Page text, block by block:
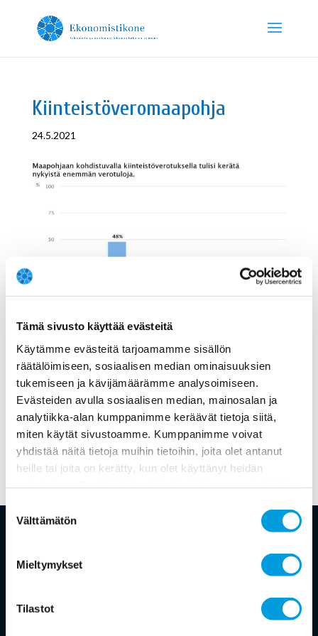
Tämä sivusto käyttää evästeitä
Käytämme evästeitä tarjoamamme sisällön
räätälöimiseen, sosiaalisen median ominaisuuksien
tukemiseen ja kävijämäärämme analysoimiseen.
Evästeiden avulla sosiaalisen median, mainosalan ja
analytiikka-alan kumppanimme keräävät tietoja siitä,
miten käytät sivustoamme. Kumppanimme voivat
yhdistää näitä tietoja muihin tietoihin, joita olet antanut
heille tai joita on kerätty, kun olet käyttänyt heidän
Suostumuksen
valinta
Välttämätön
Mieltymykset
Tilastot
Kiinteistöveromaapohja
24.5.2021
Suomalainen ekonomistipaneeli on riippumaton,
ajattelevat taloustieteen ja talouspolitiikan tärkeistä